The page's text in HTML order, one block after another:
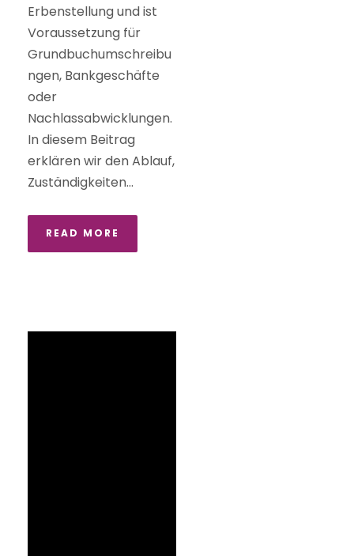
Erbenstellung und ist
Voraussetzung für
Grundbuchumschreibu
ngen, Bankgeschäfte
oder
Nachlassabwicklungen.
In diesem Beitrag
erklären wir den Ablauf,
Zuständigkeiten...
READ MORE